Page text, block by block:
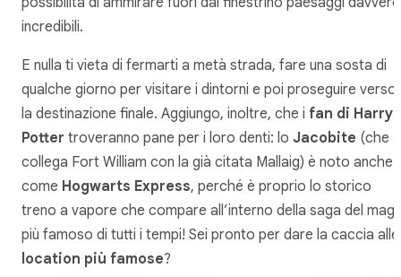
incredibili.
E nulla ti vieta di fermarti a metà strada, fare una sosta di
qualche giorno per visitare i dintorni e poi proseguire verso
la destinazione finale. Aggiungo, inoltre, che i fan di Harry
Potter troveranno pane per i loro denti: lo Jacobite (che
collega Fort William con la già citata Mallaig) è noto anche
come Hogwarts Express, perché è proprio lo storico
treno a vapore che compare all’interno della saga del
più famoso di tutti i tempi! Sei pronto per dare la caccia alle
location più famose?